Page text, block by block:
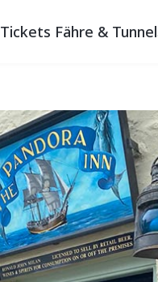
Tickets Fähre & Tunnel